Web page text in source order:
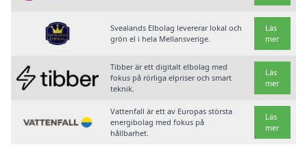
Svealands Elbolag levererar lokal och
grön el i hela Mellansverige.
Läs
mer
Tibber är ett digitalt elbolag med
fokus på rörliga elpriser och smart
teknik.
Läs
mer
Vattenfall är ett av Europas största
energibolag med fokus på
hållbarhet.
Läs
mer